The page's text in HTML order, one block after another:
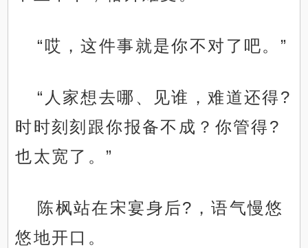
“哎，这件事就是你不对了吧。”
“人家想去哪、见谁，难道还得?
时时刻刻跟你报备不成？你管得?
也太宽了。”
陈枫站在宋宴身后?，语气慢悠
悠地开口。